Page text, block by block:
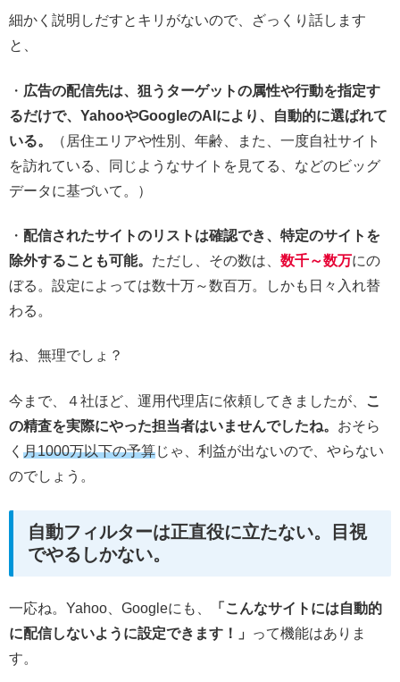
細かく説明しだすとキリがないので、ざっくり話します
と、
・ 広告の配信先は、狙うターゲットの属性や行動を指定す
るだけで、YahooやGoogleのAIにより、自動的に選ばれて
いる。
（居住エリアや性別、年齢、また、一度自社サイト
を訪れている、同じようなサイトを見てる、などのビッグ
データに基づいて。）
・ 配信されたサイトのリストは確認でき、特定のサイトを
除外することも可能。 ただし、その数は、 数千～数万にの
ぼる。設定によっては数十万～数百万。しかも日々入れ替
わる。
ね、無理でしょ？
今まで、４社ほど、運用代理店に依頼してきましたが、
こ
の精査を実際にやった担当者はいませんでしたね。 おそら
く 月1000万以下の予算じゃ、利益が出ないので、やらない
のでしょう。
自動フィルターは正直役に立たない。目視
でやるしかない。
一応ね。Yahoo、Googleにも、
「こんなサイトには自動的
に配信しないように設定できます！」
って機能はありま
す。